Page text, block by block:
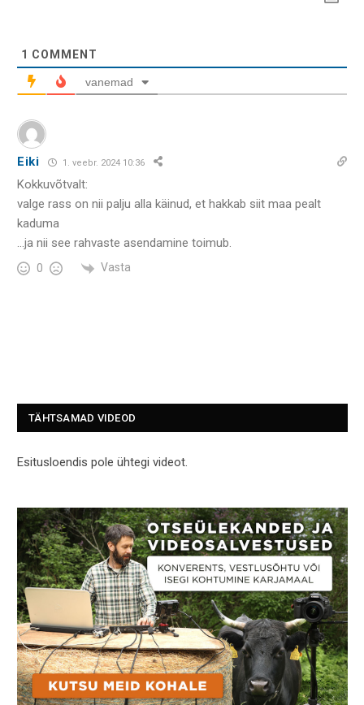
1 COMMENT
vanemad
Eiki 1. veebr. 2024 10:36
Kokkuvõtvalt:
valge rass on nii palju alla käinud, et hakkab siit maa pealt
kaduma
…ja nii see rahvaste asendamine toimub.
0 Vasta
TÄHTSAMAD VIDEOD
Esitusloendis pole ühtegi videot.